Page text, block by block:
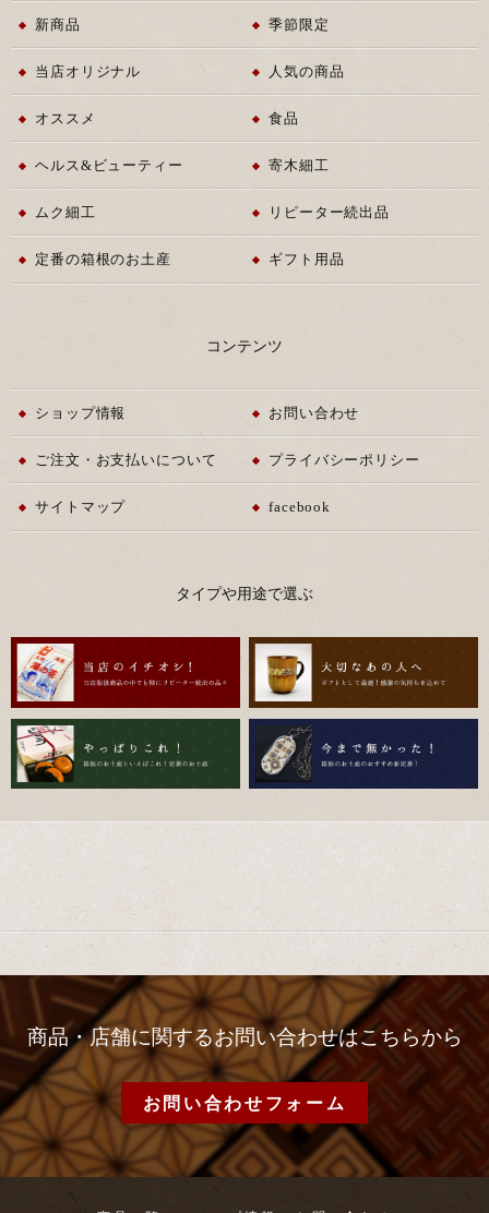
新商品 季節限定
当店オリジナル 人気の商品
オススメ 食品
ヘルス&ビューティー 寄木細工
ムク細工 リピーター続出品
定番の箱根のお土産 ギフト用品
コンテンツ
ショップ情報 お問い合わせ
ご注文・お支払いについて プライバシーポリシー
サイトマップ facebook
タイプや用途で選ぶ
商品・店舗に関するお問い合わせはこちらから
お問い合わせフォーム